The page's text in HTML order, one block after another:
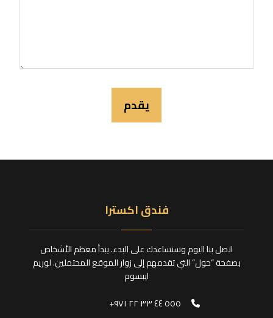
فندق اكسترا
اتصل بنا اليوم وسنساعدك على البدء. يبدأ معظم الأشخاص
بصفحة “حول” التي تقدمهم إلى زوار الموقع المحتملين. لوريم
ايبسوم
٥٥٥ ٤٤ ٣٣ ٢٢ ٩٧١+